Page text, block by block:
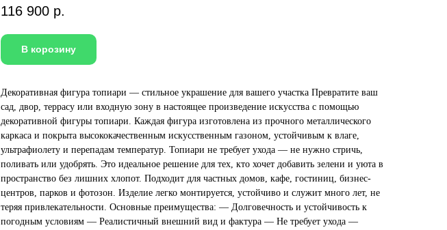
116 900 р.
В корозину
Декоративная фигура топиари — стильное украшение для вашего участка Превратите ваш
сад, двор, террасу или входную зону в настоящее произведение искусства с помощью
декоративной фигуры топиари. Каждая фигура изготовлена из прочного металлического
каркаса и покрыта высококачественным искусственным газоном, устойчивым к влаге,
ультрафиолету и перепадам температур. Топиари не требует ухода — не нужно стричь,
поливать или удобрять. Это идеальное решение для тех, кто хочет добавить зелени и уюта в
пространство без лишних хлопот. Подходит для частных домов, кафе, гостиниц, бизнес-
центров, парков и фотозон. Изделие легко монтируется, устойчиво и служит много лет, не
теряя привлекательности. Основные преимущества: — Долговечность и устойчивость к
погодным условиям — Реалистичный внешний вид и фактура — Не требует ухода —